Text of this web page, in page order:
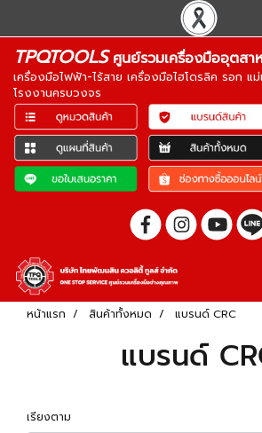
TPQTOOLSศูนย์รวมเครื่องมืออุตสา
เครื่องมือไฟฟ้า-ไร้สาย เครื่องมือไฮโดรลิค รอก
โรงงานครบวงจร
หน้าแรก สินค้าทั้งหมด แบรนด์ CRC
แบรนด์
เรียงตาม